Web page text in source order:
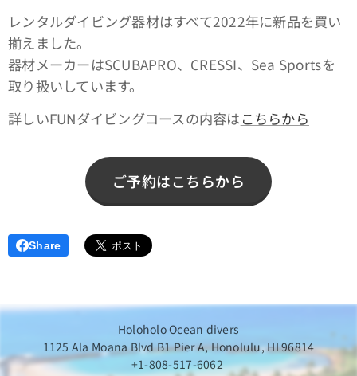
レンタルダイビング器材はすべて2022年に新品を買い
揃えました。
器材メーカーはSCUBAPRO、CRESSI、Sea Sportsを
取り扱いしています。
詳しいFUNダイビングコースの内容は こちらから
ご予約はこちらから
Share
Holoholo Ocean divers
1125 Ala Moana Blvd B1 Pier A, Honolulu, HI 96814
+1-808-517-6062